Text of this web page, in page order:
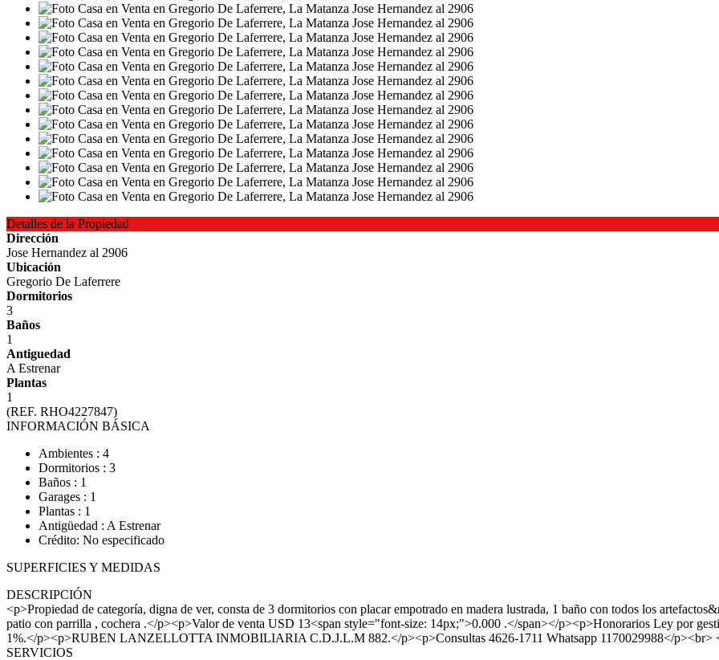
Detalles de la Propiedad
Dirección
Jose Hernandez al 2906
Ubicación
Gregorio De Laferrere
Dormitorios
3
Baños
1
Antiguedad
A Estrenar
Plantas
1
(REF. RHO4227847)
INFORMACIÓN BÁSICA
Ambientes : 4
Dormitorios : 3
Baños : 1
Garages : 1
Plantas : 1
Antigüedad : A Estrenar
Crédito: No especificado
SUPERFICIES Y MEDIDAS
DESCRIPCIÓN
<p>Propiedad de categoría, digna de ver, consta de 3 dormitorios con placar empotrado en madera lustrada, 1 baño con todos los
patio con parrilla , cochera .</p><p>Valor de venta USD 13<span style="font-size: 14px;">0.000 .</span></p><p>Honorarios Ley por
1%.</p><p>RUBEN LANZELLOTTA INMOBILIARIA C.D.J.L.M 882.</p><p>Consultas 4626-1711 Whatsapp 1170029988</p><br>
SERVICIOS